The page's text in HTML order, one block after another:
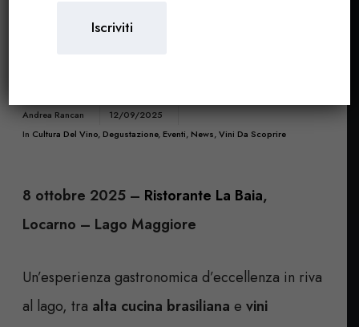
Ivan Ralston e i vini di Puy
Andrea Rancan
12/09/2025
In Cultura Del Vino, Degustazione, Eventi, News,Vini Da Scoprire
8 ottobre 2025 – Ristorante La Baia,
Locarno – Lago Maggiore
Un’esperienza gastronomica d’eccellenza in riva
al lago, tra alta cucina brasiliana e vini